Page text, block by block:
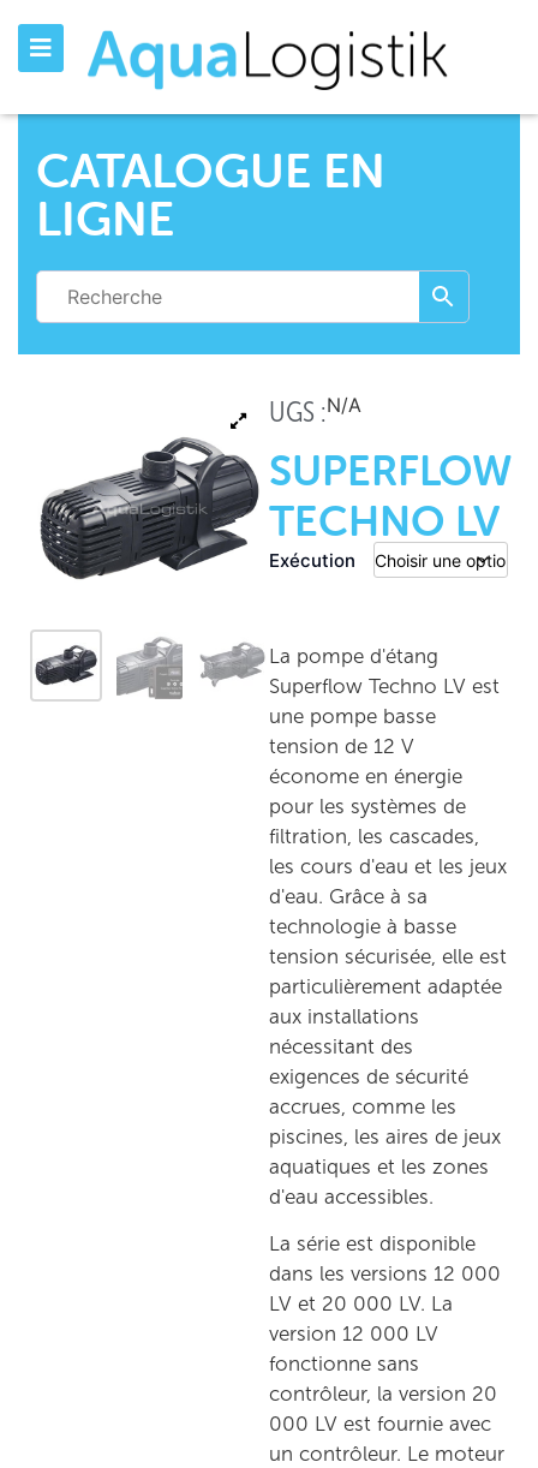
CATALOGUE EN
LIGNE
UGS :N/A
SUPERFLOW
TECHNO LV
Exécution
La pompe d'étang
Superflow Techno LV est
une pompe basse
tension de 12 V
économe en énergie
pour les systèmes de
filtration, les cascades,
les cours d'eau et les jeux
d'eau. Grâce à sa
technologie à basse
tension sécurisée, elle est
particulièrement adaptée
aux installations
nécessitant des
exigences de sécurité
accrues, comme les
piscines, les aires de jeux
aquatiques et les zones
d'eau accessibles.
La série est disponible
dans les versions 12 000
LV et 20 000 LV. La
version 12 000 LV
fonctionne sans
contrôleur, la version 20
000 LV est fournie avec
un contrôleur. Le moteur